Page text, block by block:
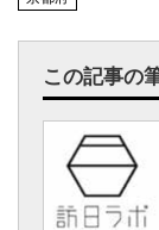
この記事の